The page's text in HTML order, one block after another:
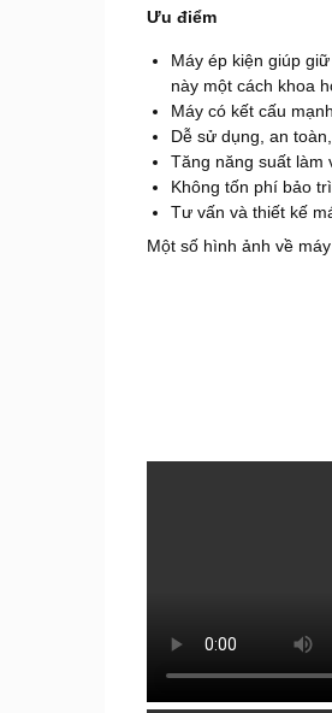
Ưu điểm
Máy ép kiện giúp
này một cách khoa
Máy có kết cấu
Dễ sử dụng, an
Tăng năng suất làm
Không tốn phí bảo
Tư vấn và thiết kế
Một số hình ảnh về